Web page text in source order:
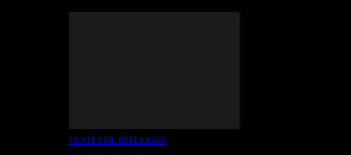
TEXTES DE RÉFLEXION